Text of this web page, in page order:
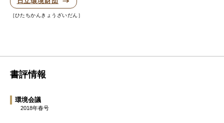
ひたちかんきょうざいだん
書評情報
環境会議
2018年春号